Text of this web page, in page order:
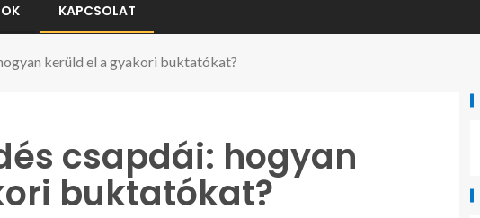
KAPCSOLAT
kerüld el a gyakori buktatókat?
csapdái: hogyan
buktatókat?